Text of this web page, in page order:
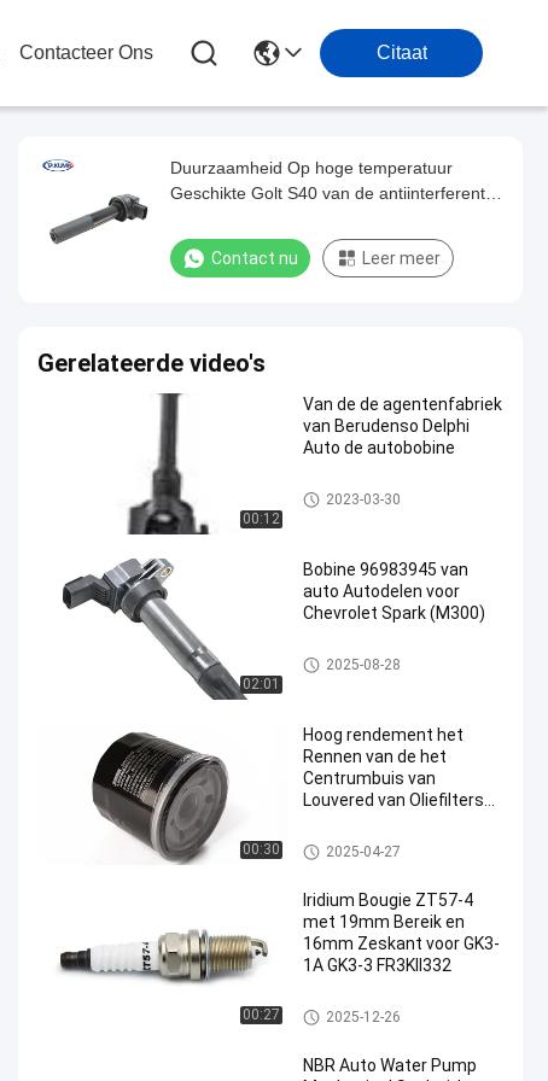
Contacteer Ons Citaat
Duurzaamheid Op hoge temperatuur
Geschikte Golt S40 van de antiinterferentie
Contact nu Leer meer
Gerelateerde video's
00:12
Van de de agentenfabriek
van Berudenso Delphi
Auto de autobobine
autobobine
2023-03-30
02:01
Bobine 96983945 van
auto Autodelen voor
Chevrolet Spark (M300)
autobobine
2025-08-28
00:30
Hoog rendement het
Rennen van de het
Centrumbuis van
Louvered van Oliefilters
Stroomweerstand
de filter van de motorolie
2025-04-27
00:27
Iridium Bougie ZT57-4
met 19mm Bereik en
16mm Zeskant voor GK3-
1A GK3-3 FR3KII332
Generatorbougie
2025-12-26
NBR Auto Water Pump